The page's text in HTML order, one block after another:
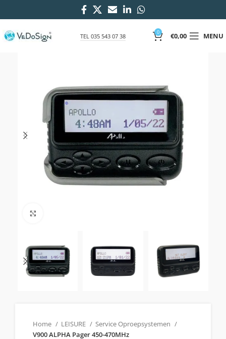
TEL 035 543 07 38
0 €0,00 MENU
Home LEISURE
Service Oproepsystemen
V900 ALPHA Pager 450-470MHz